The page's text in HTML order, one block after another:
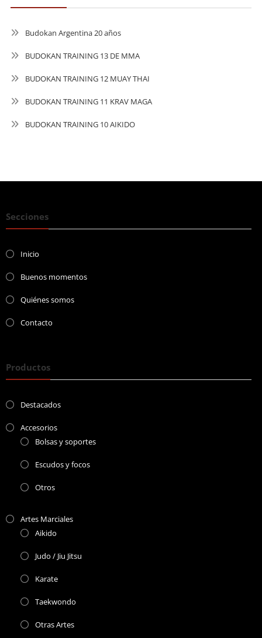
Budokan Argentina 20 años
BUDOKAN TRAINING 13 DE MMA
BUDOKAN TRAINING 12 MUAY THAI
BUDOKAN TRAINING 11 KRAV MAGA
BUDOKAN TRAINING 10 AIKIDO
Secciones
Inicio
Buenos momentos
Quiénes somos
Contacto
Productos
Destacados
Accesorios
Bolsas y soportes
Escudos y focos
Otros
Artes Marciales
Aikido
Judo / Jiu Jitsu
Karate
Taekwondo
Otras Artes